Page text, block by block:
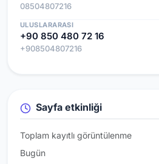
08504807216
ULUSLARARASI
+90 850 480 72 16
+908504807216
Sayfa etkinliği
Toplam kayıtlı görüntülenme
Bugün